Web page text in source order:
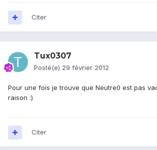
Citer
Tux0307
Posté(e) 29 février 2012
Pour une fois je trouve que Neutre0 est pas
raison :)
Citer